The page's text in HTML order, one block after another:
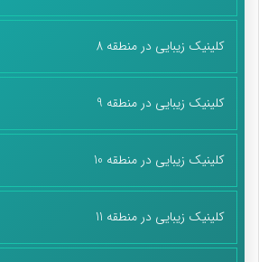
کلینیک زیبایی در منطقه 8
کلینیک زیبایی در منطقه 9
کلینیک زیبایی در منطقه 10
کلینیک زیبایی در منطقه 11